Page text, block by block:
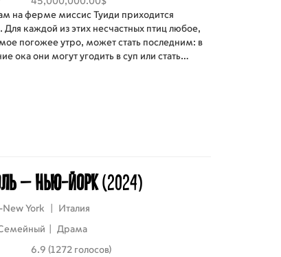
на ферме миссис Туиди приходится
Для каждой из этих несчастных птиц любое,
погожее утро, может стать последним: в
ока они могут угодить в суп или стать
– Нью-Йорк(2024)
New York Италия
Драма
6.9 (1272 голосов)